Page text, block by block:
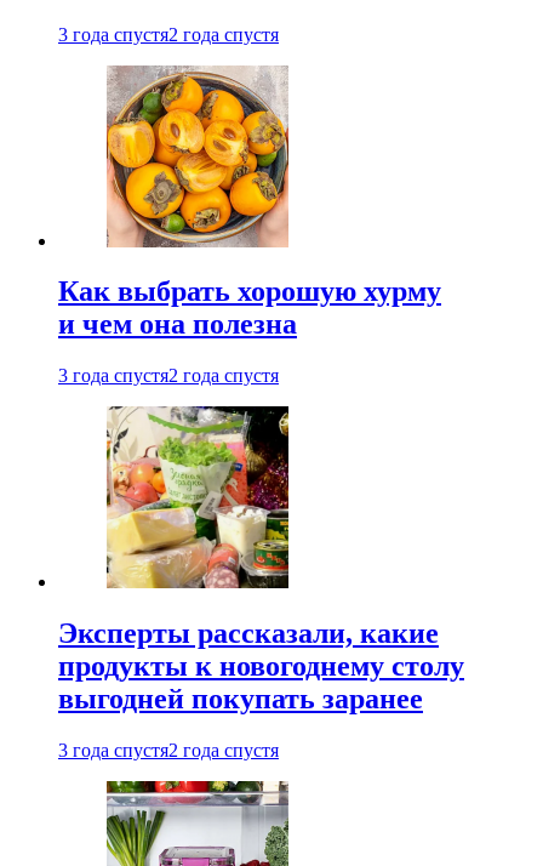
3 года спустя2 года спустя
Как выбрать хорошую хурму
и чем она полезна
3 года спустя2 года спустя
Эксперты рассказали, какие
продукты к новогоднему столу
выгодней покупать заранее
3 года спустя2 года спустя